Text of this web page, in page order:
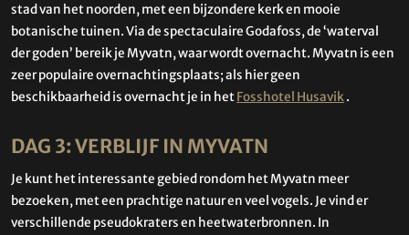
stad van het noorden, met een bijzondere kerk en mooie
botanische tuinen. Via de spectaculaire Godafoss, de ‘waterval
der goden’ bereik je Myvatn, waar wordt overnacht. Myvatn is een
zeer populaire overnachtingsplaats; als hier geen
beschikbaarheid is overnacht je in hetFosshotel Husavik.
DAG 3: VERBLIJF IN MYVATN
Je kunt het interessante gebied rondom het Myvatn meer
bezoeken, met een prachtige natuur en veel vogels. Je vind er
verschillende pseudokraters en heetwaterbronnen. In